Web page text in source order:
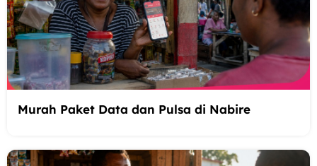
Murah Paket Data dan Pulsa di Nabire